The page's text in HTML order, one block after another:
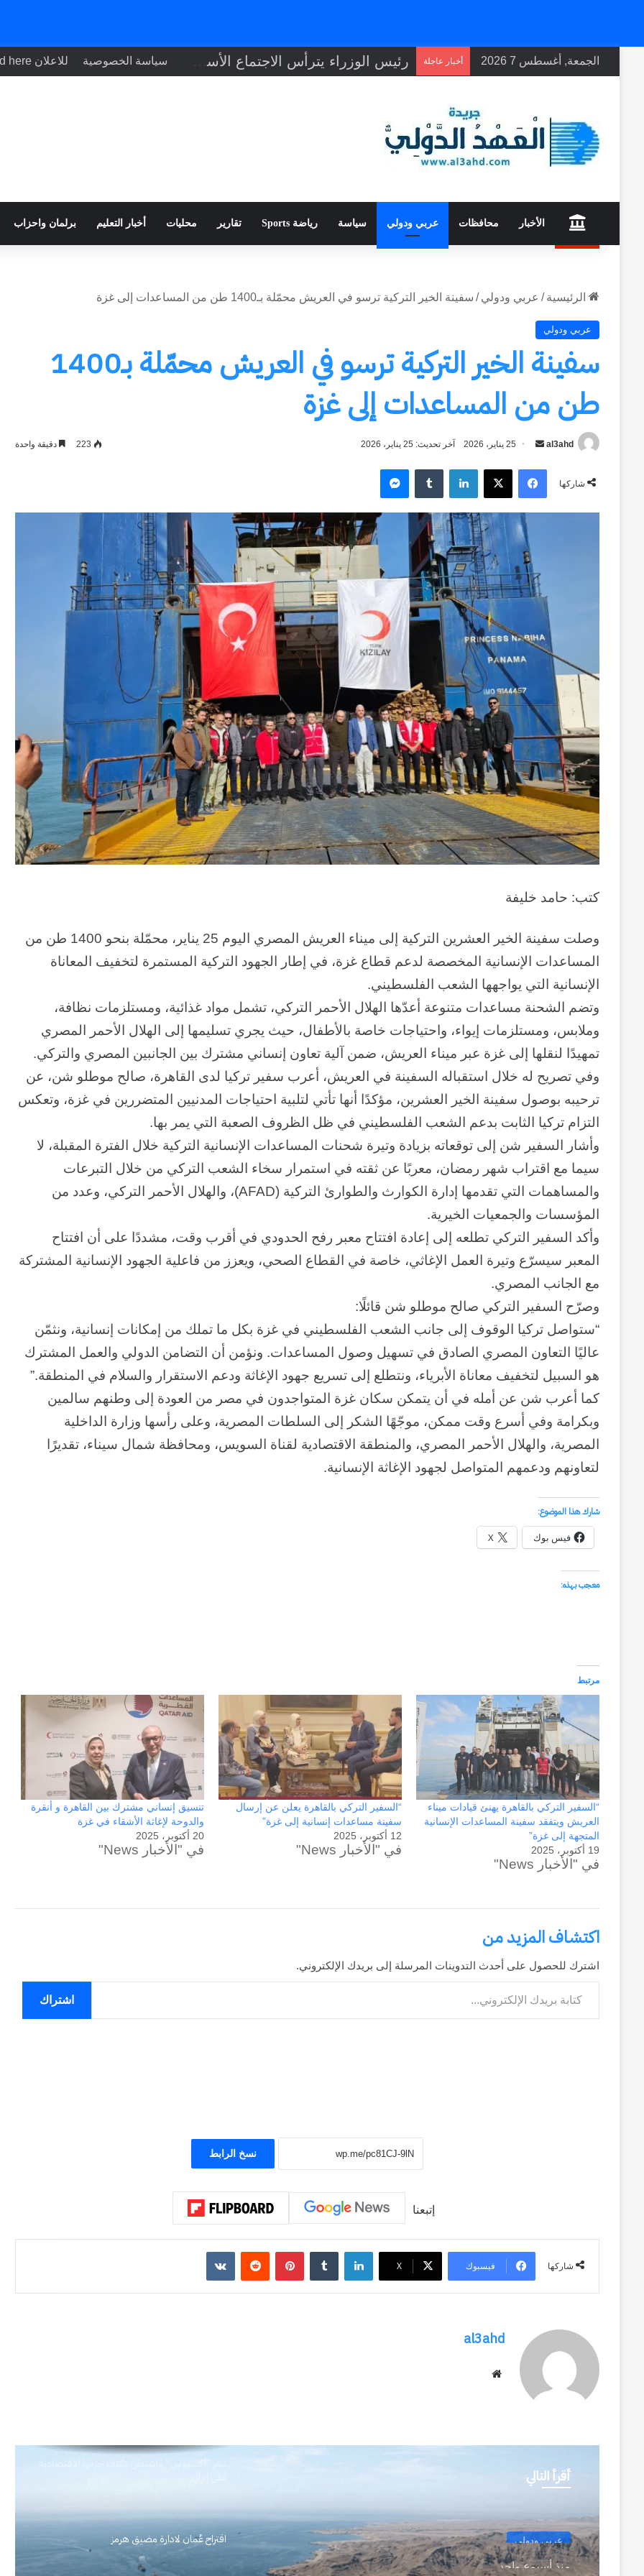
الجمعة, أغسطس 7 2026 أخبار عاجلة بنك مصر يشارك في «اليوم العالمي للشباب» سياسة الخصوصية للاعلان Your ad here
الأخبار محافظات عربي ودولي سياسة رياضة Sports تقارير محليات أخبار التعليم برلمان واحزاب
الرئيسية / عربي ودولي / سفينة الخير التركية ترسو في العريش محمّلة بـ1400 طن من المساعدات إلى غزة
عربي ودولي
سفينة الخير التركية ترسو في العريش محمّلة بـ1400
طن من المساعدات إلى غزة
al3ahd
أرسل
إلكترونيا
25 يناير، 2026 آخر تحديث: 25 يناير، 2026 223 دقيقة واحدة
شاركها
فيسبوك‫X لينكدإن
‏Tumblr ماسنجر
كتب: حامد خليفة
وصلت سفينة الخير العشرين التركية إلى ميناء العريش المصري اليوم 25 يناير، محمّلة بنحو 1400 طن من
المساعدات الإنسانية المخصصة لدعم قطاع غزة، في إطار الجهود التركية المستمرة لتخفيف المعاناة
الإنسانية التي يواجهها الشعب الفلسطيني.
وتضم الشحنة مساعدات متنوعة أعدّها الهلال الأحمر التركي، تشمل مواد غذائية، ومستلزمات نظافة،
وملابس، ومستلزمات إيواء، واحتياجات خاصة بالأطفال، حيث يجري تسليمها إلى الهلال الأحمر المصري
تمهيدًا لنقلها إلى غزة عبر ميناء العريش، ضمن آلية تعاون إنساني مشترك بين الجانبين المصري والتركي.
وفي تصريح له خلال استقباله السفينة في العريش، أعرب سفير تركيا لدى القاهرة، صالح موطلو شن، عن
ترحيبه بوصول سفينة الخير العشرين، مؤكدًا أنها تأتي لتلبية احتياجات المدنيين المتضررين في غزة، وتعكس
التزام تركيا الثابت بدعم الشعب الفلسطيني في ظل الظروف الصعبة التي يمر بها.
وأشار السفير شن إلى توقعاته بزيادة وتيرة شحنات المساعدات الإنسانية التركية خلال الفترة المقبلة، لا
سيما مع اقتراب شهر رمضان، معربًا عن ثقته في استمرار سخاء الشعب التركي من خلال التبرعات
والمساهمات التي تقدمها إدارة الكوارث والطوارئ التركية (AFAD)، والهلال الأحمر التركي، وعدد من
المؤسسات والجمعيات الخيرية.
وأكد السفير التركي تطلعه إلى إعادة افتتاح معبر رفح الحدودي في أقرب وقت، مشددًا على أن افتتاح
المعبر سيسرّع وتيرة العمل الإغاثي، خاصة في القطاع الصحي، ويعزز من فاعلية الجهود الإنسانية المشتركة
مع الجانب المصري.
وصرّح السفير التركي صالح موطلو شن قائلًا:
“ستواصل تركيا الوقوف إلى جانب الشعب الفلسطيني في غزة بكل ما تملك من إمكانات إنسانية، ونثمّن
عاليًا التعاون المصري الصادق في تسهيل وصول المساعدات. ونؤمن أن التضامن الدولي والعمل المشترك
هو السبيل لتخفيف معاناة الأبرياء، ونتطلع إلى تسريع جهود الإغاثة ودعم الاستقرار والسلام في المنطقة.”
كما أعرب شن عن أمله في أن يتمكن سكان غزة المتواجدون في مصر من العودة إلى وطنهم سالمين
وبكرامة وفي أسرع وقت ممكن، موجّهًا الشكر إلى السلطات المصرية، وعلى رأسها وزارة الداخلية
المصرية، والهلال الأحمر المصري، والمنطقة الاقتصادية لقناة السويس، ومحافظة شمال سيناء، تقديرًا
لتعاونهم ودعمهم المتواصل لجهود الإغاثة الإنسانية.
شارك هذا الموضوع:
فيس بوك
X
معجب بهذه:
مرتبط
“السفير التركي بالقاهرة يهنئ قيادات ميناء
العريش ويتفقد سفينة المساعدات الإنسانية
المتجهة إلى غزة”
19 أكتوبر، 2025
في "الأخبار News"
“السفير التركي بالقاهرة يعلن عن إرسال
سفينة مساعدات إنسانية إلى غزة”
12 أكتوبر، 2025
في "الأخبار News"
تنسيق إنساني مشترك بين القاهرة و أنقرة
والدوحة لإغاثة الأشقاء في غزة
20 أكتوبر، 2025
في "الأخبار News"
اكتشاف المزيد من
اشترك للحصول على أحدث التدوينات المرسلة إلى بريدك الإلكتروني.
كتابة بريدك الإلكتروني...
اشتراك
نسخ الرابط
إتبعنا
شاركها فيسبوك ‫X
لينكدإن
‏Tumblr بينتيريست
‏Reddit
‏VKontakte
al3ahd
أقرأ التالي
عربي ودولي
منذ أسبوع واحد
نشر “أكسيوس” واشنطن تكثف حربها الاقتصادية
اقتراح عُمان لادارة مضيق هرمز
CIA
و
الحسابات